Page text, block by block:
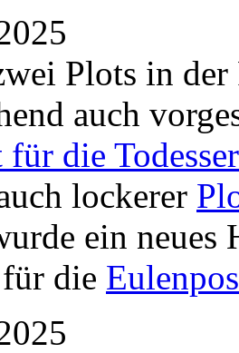
Plots in
auch
die Todesser
lockerer
ein
die